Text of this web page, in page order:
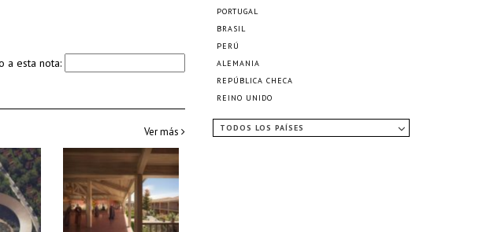
a esta nota:
Ver más
PORTUGAL
BRASIL
PERÚ
ALEMANIA
REPÚBLICA CHECA
REINO UNIDO
TODOS LOS PAÍSES